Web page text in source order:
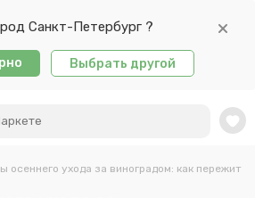
Санкт-Петербург ?
Выбрать другой
осеннего ухода за виноградом: как пережить